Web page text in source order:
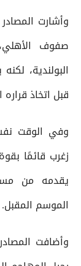
وأشارت
صفوف
البولندية،
قبل اتخاذ
وفي الوقت
زغرب قائمًا
يقدمه من
الموسم المقبل.
وأضافت